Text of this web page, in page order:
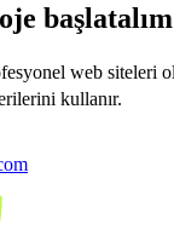
başlatalım
web siteleri
kullanır.